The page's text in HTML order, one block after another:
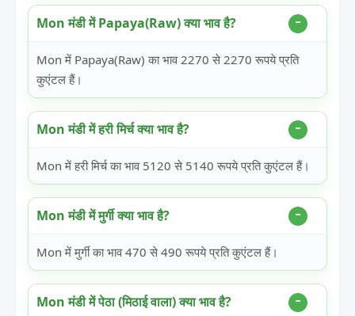
Mon मंडी में Papaya(Raw) क्या भाव है?
Mon में Papaya(Raw) का भाव 2270 से 2270 रूपये प्रति
कुएंटल हैं।
Mon मंडी में हरी मिर्च क्या भाव है?
Mon में हरी मिर्च का भाव 5120 से 5140 रूपये प्रति कुएंटल हैं।
Mon मंडी में मुर्गी क्या भाव है?
Mon में मुर्गी का भाव 470 से 490 रूपये प्रति कुएंटल हैं।
Mon मंडी में पेठा (मिठाई वाला) क्या भाव है?